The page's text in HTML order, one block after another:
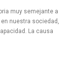
muy semejante a
nuestra sociedad,
La causa